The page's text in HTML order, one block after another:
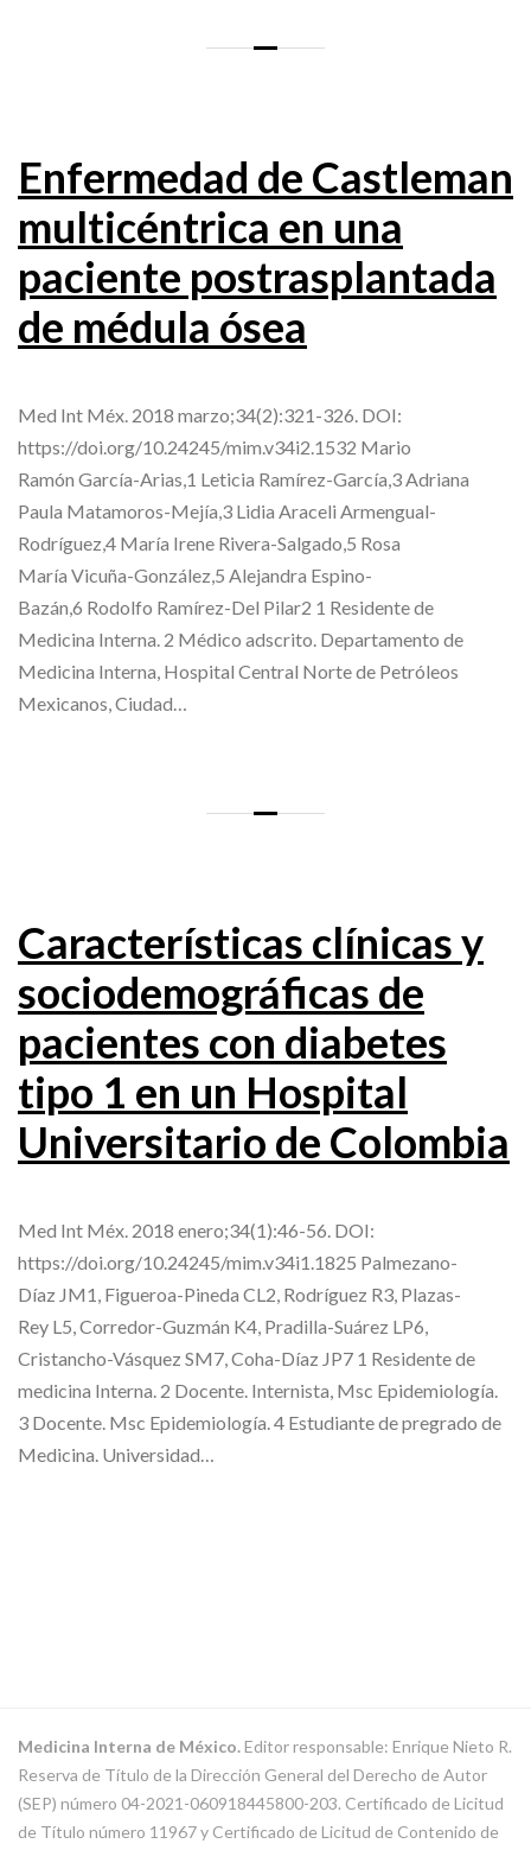
Enfermedad de Castleman
multicéntrica en una
paciente postrasplantada
de médula ósea
Med Int Méx. 2018 marzo;34(2):321-326. DOI:
https://doi.org/10.24245/mim.v34i2.1532 Mario
Ramón García-Arias,1 Leticia Ramírez-García,3 Adriana
Paula Matamoros-Mejía,3 Lidia Araceli Armengual-
Rodríguez,4 María Irene Rivera-Salgado,5 Rosa
María Vicuña-González,5 Alejandra Espino-
Bazán,6 Rodolfo Ramírez-Del Pilar2 1 Residente de
Medicina Interna. 2 Médico adscrito. Departamento de
Medicina Interna, Hospital Central Norte de Petróleos
Mexicanos, Ciudad…
Características clínicas y
sociodemográficas de
pacientes con diabetes
tipo 1 en un Hospital
Universitario de Colombia
Med Int Méx. 2018 enero;34(1):46-56. DOI:
https://doi.org/10.24245/mim.v34i1.1825 Palmezano-
Díaz JM1, Figueroa-Pineda CL2, Rodríguez R3, Plazas-
Rey L5, Corredor-Guzmán K4, Pradilla-Suárez LP6,
Cristancho-Vásquez SM7, Coha-Díaz JP7 1 Residente de
medicina Interna. 2 Docente. Internista, Msc Epidemiología.
3 Docente. Msc Epidemiología. 4 Estudiante de pregrado de
Medicina. Universidad…
Medicina Interna de México.Editor responsable: Enrique Nieto R.
Reserva de Título de la Dirección General del Derecho de Autor
(SEP) número 04-2021-060918445800-203. Certificado de Licitud
de Título número 11967 y Certificado de Licitud de Contenido de